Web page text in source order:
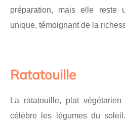
préparation, mais elle reste
unique, témoignant de la
Ratatouille
La ratatouille, plat
célèbre les légumes du